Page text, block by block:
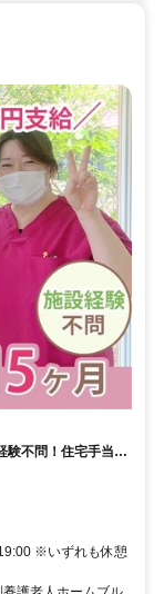
験不問！住宅手当＆
得可能♪最寄り駅
】
※いずれも休憩